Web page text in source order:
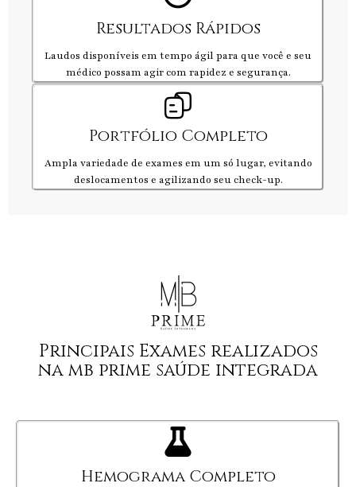
Resultados Rápidos
Laudos disponíveis em tempo ágil para que você e seu
médico possam agir com rapidez e segurança.
Portfólio Completo
Ampla variedade de exames em um só lugar, evitando
deslocamentos e agilizando seu check-up.
Principais Exames realizados
na mb prime saúde integrada
Hemograma Completo